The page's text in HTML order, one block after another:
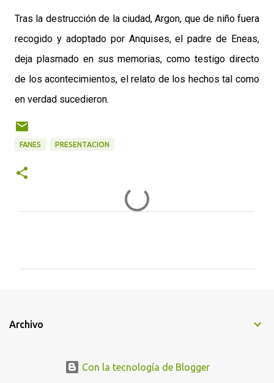
Tras la destrucción de la ciudad, Argon, que de niño fuera
recogido y adoptado por Anquises, el padre de Eneas,
deja plasmado en sus memorias, como testigo directo
de los acontecimientos, el relato de los hechos tal como
en verdad sucedieron.
FANES PRESENTACION
Archivo
Con la tecnología de Blogger